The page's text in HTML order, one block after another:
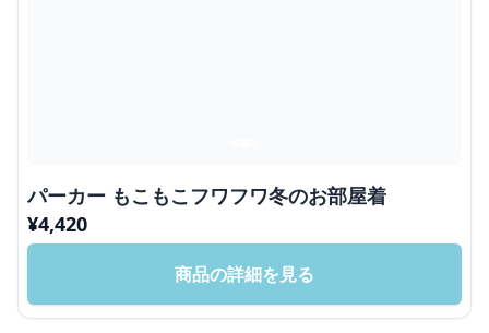
パーカー もこもこフワフワ冬のお部屋着
¥4,420
商品の詳細を見る